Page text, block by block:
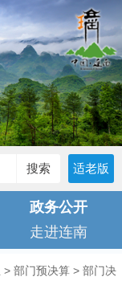
搜索 适老版
政务公开
走进连南
> 部门预决算 > 部门决